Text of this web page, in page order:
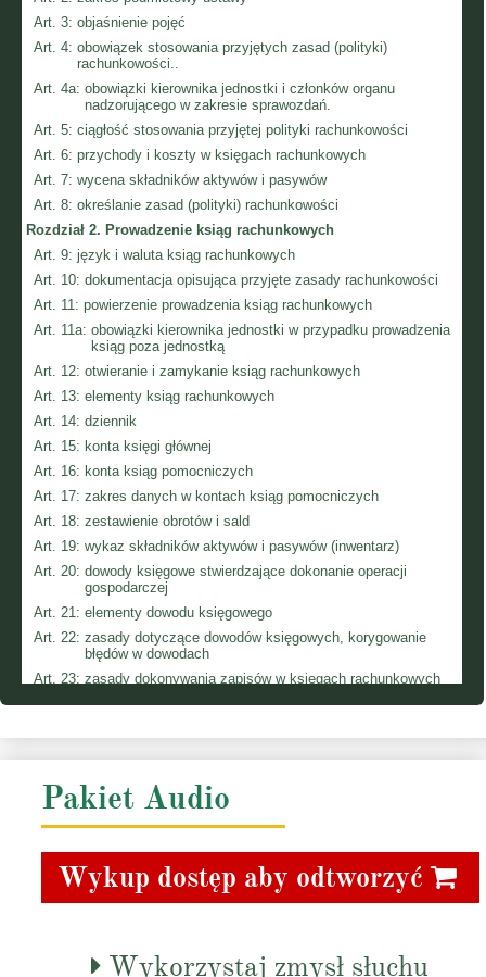
Art. 3: objaśnienie pojęć
Art. 4: obowiązek stosowania przyjętych zasad (polityki)
rachunkowości..
Art. 4a: obowiązki kierownika jednostki i członków organu
nadzorującego w zakresie sprawozdań.
Art. 5: ciągłość stosowania przyjętej polityki rachunkowości
Art. 6: przychody i koszty w księgach rachunkowych
Art. 7: wycena składników aktywów i pasywów
Art. 8: określanie zasad (polityki) rachunkowości
Rozdział 2. Prowadzenie ksiąg rachunkowych
Art. 9: język i waluta ksiąg rachunkowych
Art. 10: dokumentacja opisująca przyjęte zasady rachunkowości
Art. 11: powierzenie prowadzenia ksiąg rachunkowych
Art. 11a: obowiązki kierownika jednostki w przypadku prowadzenia
ksiąg poza jednostką
Art. 12: otwieranie i zamykanie ksiąg rachunkowych
Art. 13: elementy ksiąg rachunkowych
Art. 14: dziennik
Art. 15: konta księgi głównej
Art. 16: konta ksiąg pomocniczych
Art. 17: zakres danych w kontach ksiąg pomocniczych
Art. 18: zestawienie obrotów i sald
Art. 19: wykaz składników aktywów i pasywów (inwentarz)
Art. 20: dowody księgowe stwierdzające dokonanie operacji
gospodarczej
Art. 21: elementy dowodu księgowego
Art. 22: zasady dotyczące dowodów księgowych, korygowanie
błędów w dowodach
Art. 23: zasady dokonywania zapisów w księgach rachunkowych
Art. 24: zasady prowadzenia ksiąg rachunkowych
Art. 27: dokumentowanie wyników inwentaryzacji i wyjaśnianie
Art. 28: zasady wyceny aktywów i pasywów
wyłączenie obowiązku stosowania niektórych przepisów
ustawy
Pakiet Audio
Wykup dostęp aby odtworzyć
Wykorzystaj zmysł słuchu